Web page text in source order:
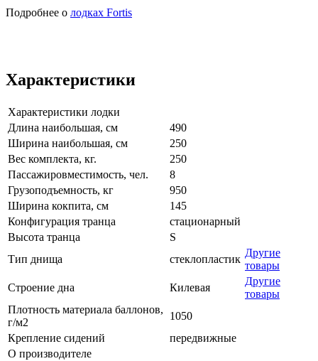
Подробнее о лодках Fortis
Характеристики
Характеристики лодки
Длина наибольшая, см
490
Ширина наибольшая, см
250
Вес комплекта, кг.
250
Пассажировместимость, чел.
8
Грузоподъемность, кг
950
Ширина кокпита, см
145
Конфигурация транца
стационарный
Высота транца
S
Тип днища
стеклопластик
Другие
товары
Строение дна
Килевая
Другие
товары
Плотность материала баллонов,
г/м2
1050
Крепление сидений
передвижные
О производителе